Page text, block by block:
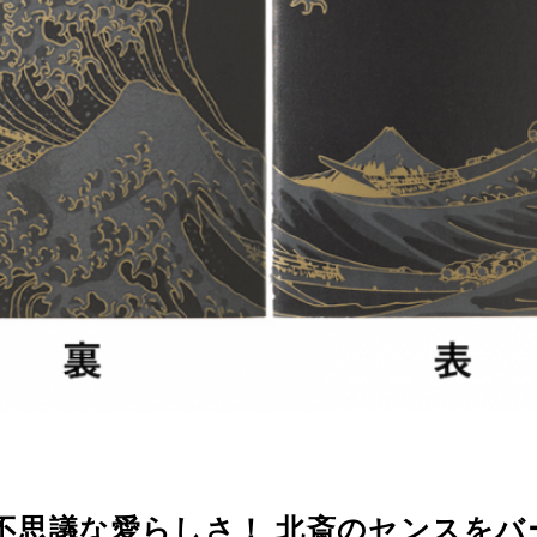
思議な愛らしさ！ 北斎のセンスをバ